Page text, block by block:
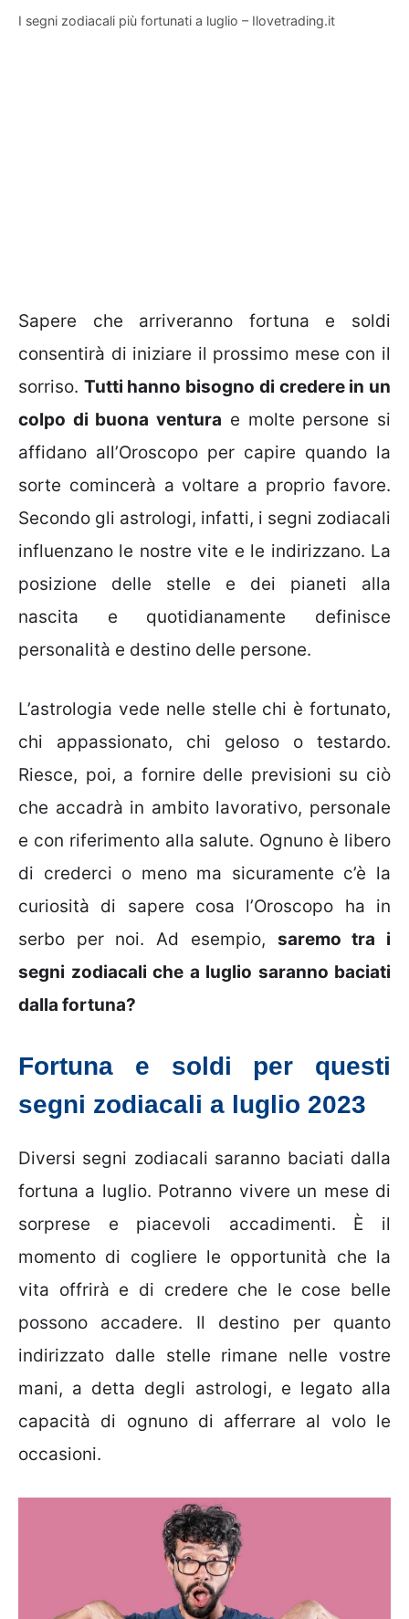
I segni zodiacali più fortunati a luglio – Ilovetrading.it
Sapere che arriveranno fortuna e soldi
consentirà di iniziare il prossimo mese con il
sorriso. Tutti hanno bisogno di credere in un
colpo di buona ventura e molte persone si
affidano all’Oroscopo per capire quando la
sorte comincerà a voltare a proprio favore.
Secondo gli astrologi, infatti, i segni zodiacali
influenzano le nostre vite e le indirizzano. La
posizione delle stelle e dei pianeti alla
nascita e quotidianamente definisce
personalità e destino delle persone.
L’astrologia vede nelle stelle chi è fortunato,
chi appassionato, chi geloso o testardo.
Riesce, poi, a fornire delle previsioni su ciò
che accadrà in ambito lavorativo, personale
e con riferimento alla salute. Ognuno è libero
di crederci o meno ma sicuramente c’è la
curiosità di sapere cosa l’Oroscopo ha in
serbo per noi. Ad esempio, saremo tra i
segni zodiacali che a luglio saranno baciati
dalla fortuna?
Fortuna e soldi per questi
segni zodiacali a luglio 2023
Diversi segni zodiacali saranno baciati dalla
fortuna a luglio. Potranno vivere un mese di
sorprese e piacevoli accadimenti. È il
momento di cogliere le opportunità che la
vita offrirà e di credere che le cose belle
possono accadere. Il destino per quanto
indirizzato dalle stelle rimane nelle vostre
mani, a detta degli astrologi, e legato alla
capacità di ognuno di afferrare al volo le
occasioni.